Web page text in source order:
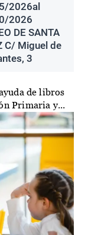
2026al
2026
DE SANTA
C/ Miguel de
3
de libros
Primaria y...